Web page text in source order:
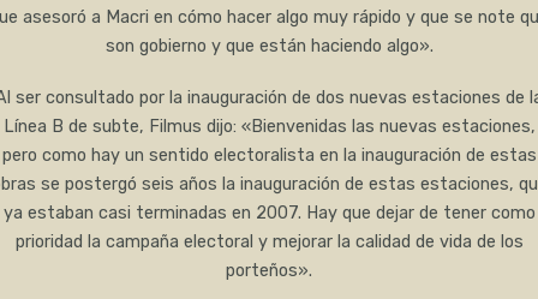
asesoró a Macri en cómo hacer algo muy rápido y que se note
son gobierno y que están haciendo algo».
ser consultado por la inauguración de dos nuevas estaciones de
Línea B de subte, Filmus dijo: «Bienvenidas las nuevas estaciones,
pero como hay un sentido electoralista en la inauguración de estas
se postergó seis años la inauguración de estas estaciones,
ya estaban casi terminadas en 2007. Hay que dejar de tener como
prioridad la campaña electoral y mejorar la calidad de vida de los
porteños».